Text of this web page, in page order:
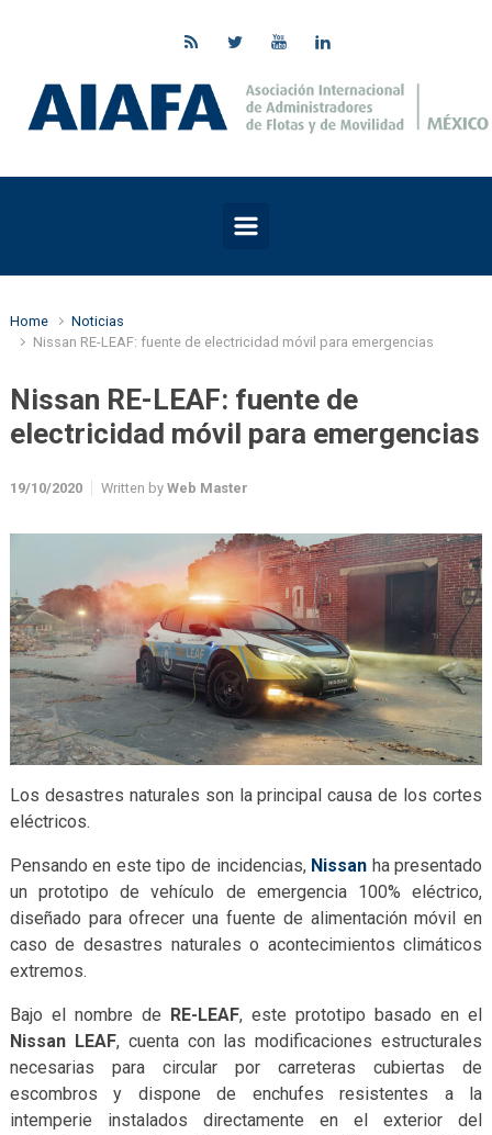
Home
Noticias
Nissan RE-LEAF: fuente de electricidad móvil para emergencias
Nissan RE-LEAF: fuente de
electricidad móvil para emergencias
19/10/2020 Written by Web Master
Los desastres naturales son la principal causa de los cortes
eléctricos.
Pensando en este tipo de incidencias, Nissan ha presentado
un prototipo de vehículo de emergencia 100% eléctrico,
diseñado para ofrecer una fuente de alimentación móvil en
caso de desastres naturales o acontecimientos climáticos
extremos.
Bajo el nombre de RE-LEAF, este prototipo basado en el
Nissan LEAF, cuenta con las modificaciones estructurales
necesarias para circular por carreteras cubiertas de
escombros y dispone de enchufes resistentes a la
intemperie instalados directamente en el exterior del